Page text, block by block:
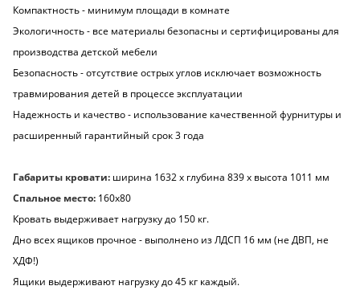
Компактность - минимум площади в комнате
Экологичность - все материалы безопасны и сертифицированы для
производства детской мебели
Безопасность - отсутствие острых углов исключает возможность
травмирования детей в процессе эксплуатации
Надежность и качество - использование качественной фурнитуры и
расширенный гарантийный срок 3 года
Габариты кровати: ширина 1632 х глубина 839 х высота 1011 мм
Спальное место: 160х80
Кровать выдерживает нагрузку до 150 кг.
Дно всех ящиков прочное - выполнено из ЛДСП 16 мм (не ДВП, не
ХДФ!)
Ящики выдерживают нагрузку до 45 кг каждый.